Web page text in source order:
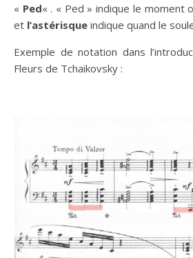
« Ped« . « Ped » indique le moment
et l’astérisque indique quand le
Exemple de notation dans
Fleurs de Tchaikovsky :